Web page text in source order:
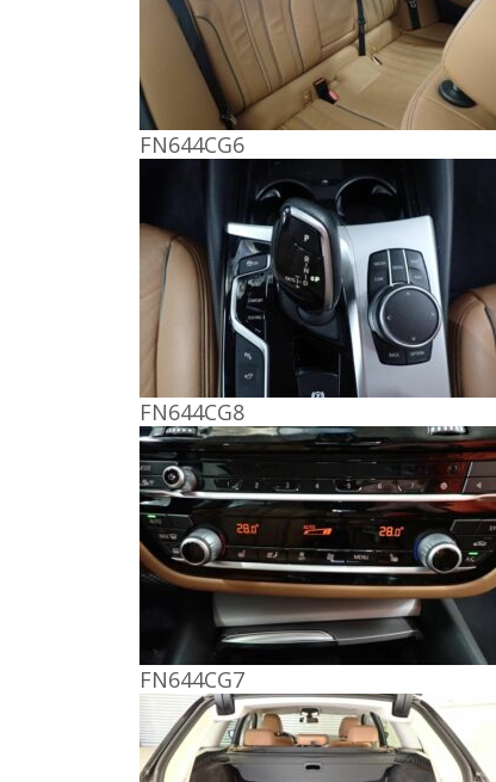
FN644CG6
FN644CG8
FN644CG7